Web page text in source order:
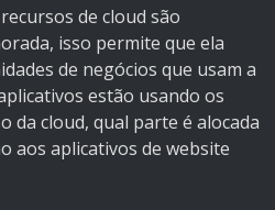
de cloud são
isso permite que ela
de negócios que usam a
estão usando os
da cloud, qual parte é alocada
aos aplicativos de website